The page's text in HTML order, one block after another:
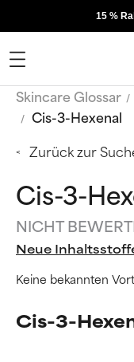
15 %
Skincare Glossar
Cis-3-Hexenal
Zurück zur
Cis-3-
NICHT
Neue
Keine bekannten
Cis-3-